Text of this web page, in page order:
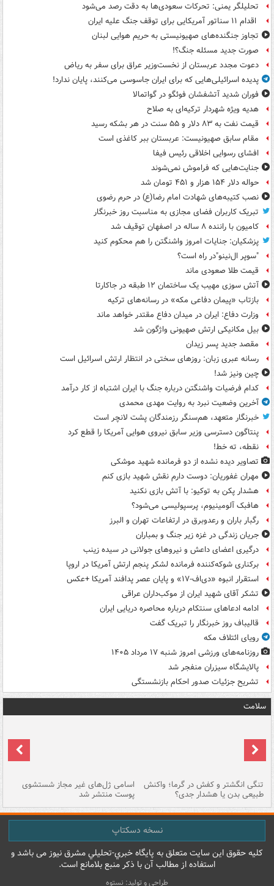
تحلیلگر یمنی: تحرکات سعودی‌ها به دقت رصد می‌شود
اقدام ۱۱ سناتور آمریکایی برای توقف جنگ علیه ایران
تجاوز جنگنده‌های صهیونیستی به حریم هوایی لبنان
صورت جدید مسئله جنگ؟!
دعوت مجدد عربستان از نخست‌وزیر عراق برای سفر به ریاض
پدیده اسرائیلی‌هایی که برای ایران جاسوسی می‌کنند، پایان ندارد!
فوران شدید آتشفشان فوئگو در گواتمالا
هدیه ویژه شهردار ترکیه‌ای به صلاح
قیمت نفت به ۸۳ دلار و ۵۵ سنت در هر بشکه رسید
مقام سابق صهیونیست: عربستان ببر کاغذی است
افشای رسوایی اخلاقی رئیس فیفا
جنایت‌هایی که فراموش نمی‌شوند
حواله دلار ۱۵۴ هزار و ۴۵۱ تومان شد
نصب کتیبه‌های شهادت امام رضا(ع) در حرم رضوی
تبریک کاربران فضای مجازی به مناسبت روز خبرنگار
کامیون با راننده ۸ ساله در اصفهان توقیف شد
پزشکیان: جنایات امروز واشنگتن را هم محکوم کنید
"سوپر ال‌نینو"در راه است؟
قیمت طلا صعودی ماند
آتش سوزی مهیب یک ساختمان ۱۲ طبقه در جاکارتا
بازتاب «پیمان دفاعی مکه» در رسانه‌های ترکیه
وزارت دفاع: ایران در میدان دفاع مقتدر خواهد ماند
بیل مکانیکی ارتش صهیونی واژگون شد
مقصد جدید پسر زیدان
رسانه عبری زبان: روزهای سختی در انتظار ارتش اسرائیل است
چین ونیز شد!
کدام فرضیات واشنگتن درباره جنگ با ایران اشتباه از کار درآمد
آخرین وضعیت نبرد به روایت مهدی محمدی
خبرنگار متعهد، هم‌سنگر رزمندگان پشت لانچر است
پنتاگون دسترسی وزیر سابق نیروی هوایی آمریکا را قطع کرد
نقطه، ته خط!
تصاویر دیده‌ نشده از دو فرمانده شهید موشکی
مهران غفوریان: دوست دارم نقش شهید بازی کنم
هشدار پکن به توکیو: با آتش بازی نکنید
هافبک آلومینیوم، پرسپولیسی می‌شود؟
رگبار باران و رعدوبرق در ارتفاعات تهران و البرز
جریان زندگی در غزه زیر جنگ و بمباران
درگیری اعضای داعش و نیروهای جولانی در سیده زینب
برکناری شوکه‌کننده فرمانده لشکر پنجم ارتش آمریکا در اروپا
استقرار انبوه «دی‌اف‑۱۷» و پایان عصر پدافند آمریکا +عکس
تشکر آقای شهید ایران از موکب‌داران عراقی
ادامه ادعاهای سنتکام درباره محاصره دریایی ایران
قالیباف روز خبرنگار را تبریک گفت
رویای ائتلاف مکه
روزنامه‌های ورزشی امروز ‌شنبه ۱۷ مرداد ۱۴۰۵
پالایشگاه سیزران منفجر شد
تشریح جزئیات صدور احکام بازنشستگی
سلامت
تنگی انگشتر و کفش در گرما؛ واکنش
طبیعی بدن یا هشدار جدی؟
اسامی ژل‌های غیر مجاز شستشوی
پوست منتشر شد
نسخه دسکتاپ
کليه حقوق اين سايت متعلق به پایگاه خبري-تحليلي مشرق نيوز می باشد و
استفاده از مطالب آن با ذکر منبع بلامانع است.
طراحی و تولید: نستوه